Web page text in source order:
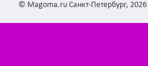
© Magoma.ru Санкт-Петербург, 2026